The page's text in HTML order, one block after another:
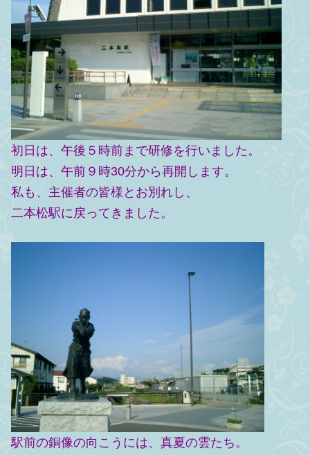
初日は、午後５時前まで研修を行いました。
明日は、午前９時30分から再開します。
私も、主催者の皆様とお別れし、
二本松駅に戻ってきました。
駅前の銅像の向こうには、真夏の雲たち。